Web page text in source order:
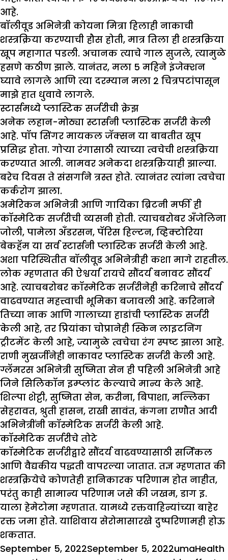
आहे.
बॉलीवूड अभिनेत्री कोयना मित्रा हिलाही नाकाची
शस्त्रक्रिया करण्याची हौस होती, मात्र तिला ही शस्त्रक्रिया
खूप महागात पडली. अचानक त्याचे गाल सुजले, त्यामुळे
हसणे कठीण झाले. यानंतर, मला 5 महिने इंजेक्शन
घ्यावे लागले आणि त्या दरम्यान मला 2 चित्रपटांपासून
माझे हात धुवावे लागले.
स्टार्समध्ये प्लास्टिक सर्जरीची क्रेझ
अनेक लहान-मोठ्या स्टार्सनी प्लास्टिक सर्जरी केली
आहे. पॉप सिंगर मायकल जॅक्सन या बाबतीत खूप
प्रसिद्ध होता. गोऱ्या रंगासाठी त्याच्या त्वचेची शस्त्रक्रिया
करण्यात आली. नामवर अनेकदा शस्त्रक्रियाही झाल्या.
बरेच दिवस ते संसर्गाने त्रस्त होते. त्यानंतर त्यांना त्वचेचा
कर्करोग झाला.
अमेरिकन अभिनेत्री आणि गायिका ब्रिटनी मर्फी ही
कॉस्मेटिक सर्जरीची व्यसनी होती. त्याचबरोबर अँजेलिना
जोली, पामेला अँडरसन, पॅरिस हिल्टन, व्हिक्टोरिया
बेकहॅम या सर्व स्टार्सनी प्लास्टिक सर्जरी केली आहे.
अशा परिस्थितीत बॉलीवूड अभिनेत्रीही कशा मागे राहतील.
लोक म्हणतात की ऐश्वर्या रायचे सौंदर्य बनावट सौंदर्य
आहे. त्याचबरोबर कॉस्मेटिक सर्जरीनेही करिनाचे सौंदर्य
वाढवण्यात महत्त्वाची भूमिका बजावली आहे. करिनाने
तिच्या नाक आणि गालाच्या हाडांची प्लास्टिक सर्जरी
केली आहे, तर प्रियांका चोप्रानेही स्किन लाइटनिंग
ट्रीटमेंट केली आहे, ज्यामुळे त्वचेचा रंग स्पष्ट झाला आहे.
राणी मुखर्जीनेही नाकावर प्लास्टिक सर्जरी केली आहे.
ग्लॅमरस अभिनेत्री सुष्मिता सेन ही पहिली अभिनेत्री आहे
जिने सिलिकॉन इम्प्लांट केल्याचे मान्य केले आहे.
शिल्पा शेट्टी, सुष्मिता सेन, करीना, बिपाशा, मल्लिका
सेहरावत, श्रुती हासन, राखी सावंत, कंगना राणौत आदी
अभिनेत्रींनी कॉस्मेटिक सर्जरी केली आहे.
कॉस्मेटिक सर्जरीचे तोटे
कॉस्मेटिक सर्जरीद्वारे सौंदर्य वाढवण्यासाठी सर्जिकल
आणि वैद्यकीय पद्धती वापरल्या जातात. तज्ञ म्हणतात की
शस्त्रक्रियेचे कोणतेही हानिकारक परिणाम होत नाहीत,
परंतु काही सामान्य परिणाम जसे की जखम, डाग इ.
याला हेमेटोमा म्हणतात. यामध्ये रक्तवाहिन्यांच्या बाहेर
रक्त जमा होते. याशिवाय सेरोमासारखे दुष्परिणामही होऊ
शकतात.
Posted
September 5, 2022September 5, 2022Author
umaHealth